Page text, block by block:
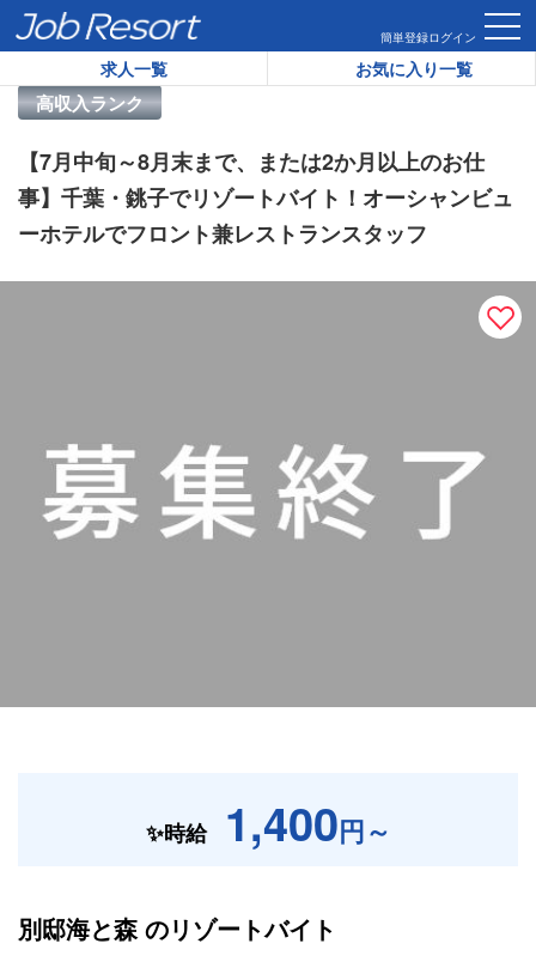
簡単登録ログイン
求人一覧 お気に入り一覧
HOME 求人一覧 【7月中旬～8月末まで、または2か月以上の
高収入ランク
リゾートバイト求人番号：
【7月中旬～8月末まで、または2か月以上のお仕
事】千葉・銚子でリゾートバイト！オーシャンビュ
ーホテルでフロント兼レストランスタッフ
✨時給 1,400円～
別邸海と森 のリゾートバイト